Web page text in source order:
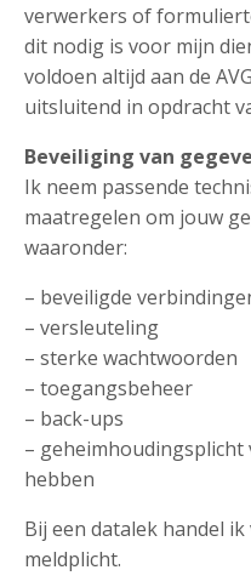
verwerkers of
dit nodig is voor mijn
voldoen altijd aan de
uitsluitend in opdracht
Beveiliging van
Ik neem passende
maatregelen om jouw
waaronder:
– beveiligde
– versleuteling
– sterke wachtwoorden
– toegangsbeheer
– back-ups
–
hebben
Bij een datalek handel
meldplicht.